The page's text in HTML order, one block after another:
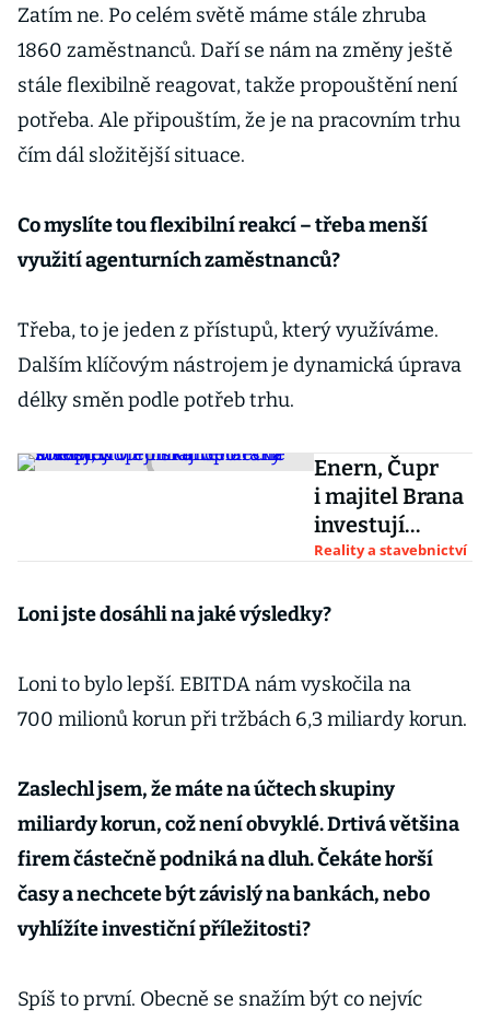
Zatím ne. Po celém světě máme stále zhruba
1860 zaměstnanců. Daří se nám na změny ještě
stále flexibilně reagovat, takže propouštění není
potřeba. Ale připouštím, že je na pracovním trhu
čím dál složitější situace.
Co myslíte tou flexibilní reakcí – třeba menší
využití agenturních zaměstnanců?
Třeba, to je jeden z přístupů, který využíváme.
Dalším klíčovým nástrojem je dynamická úprava
délky směn podle potřeb trhu.
Enern, Čupr
i majitel Brana
investují
v Polsku.
stavějí trofejní
Reality a stavebnictví
Loni jste dosáhli na jaké výsledky?
Loni to bylo lepší. EBITDA nám vyskočila na
700 milionů korun při tržbách 6,3 miliardy korun.
Zaslechl jsem, že máte na účtech skupiny
miliardy korun, což není obvyklé. Drtivá většina
firem částečně podniká na dluh. Čekáte horší
časy a nechcete být závislý na bankách, nebo
vyhlížíte investiční příležitosti?
Spíš to první. Obecně se snažím být co nejvíc